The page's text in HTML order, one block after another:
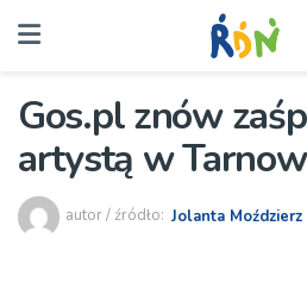
Gos.pl znów
artystą w
autor / źródło: Jolanta Moździerz